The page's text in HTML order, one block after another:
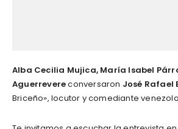
Alba Cecilia Mujica, María Isabel
Aguerrevereconversaron José Rafael
Briceño», locutor y comediante